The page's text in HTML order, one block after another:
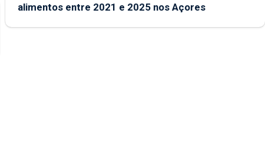
alimentos entre 2021 e 2025 nos Açores